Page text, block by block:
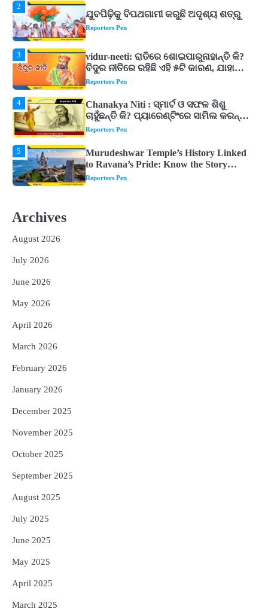
3
vidur-neeti: ରାତିରେ ଶୋଇପାରୁନାହାନ୍ତି କି?
ବିଦୁର ନୀତିରେ ରହିଛି ଏହି ୫ଟି କାରଣ, ଯାହା
ଉଡ଼ାଇ ଦିଏ ନିଦ
Reporters Pen
4
Chanakya Niti : ସ୍ମାର୍ଟ ଓ ସଫଳ ଶିଶୁ
ଚାହୁଁଛନ୍ତି କି? ପ୍ୟାରେଣ୍ଟିଂରେ ସାମିଲ କରନ୍ତୁ
ଚାଣକ୍ୟଙ୍କ ଏହି ୬ଟି କଥା
Reporters Pen
5
Murudeshwar Temple’s History Linked
to Ravana’s Pride: Know the Story
Behind the 123-Foot Shiva Statue by the
Reporters Pen
1
ମହାନଦୀରେ ବଢୁଛି ପାଣି, ହୀରାକୁଦରେ ୧୨ ଗେଟ୍
ଖୋଲିଲା
Reporters Pen
5
Archives
August 2026
July 2026
June 2026
May 2026
April 2026
March 2026
February 2026
January 2026
December 2025
November 2025
October 2025
September 2025
August 2025
July 2025
June 2025
May 2025
April 2025
March 2025